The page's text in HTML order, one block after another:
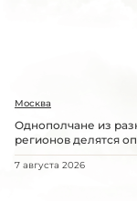
Москва
Однополчане из
регионов делятся
7 августа 2026